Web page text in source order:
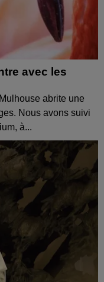
avec les
abrite une
Nous avons suivi
à...